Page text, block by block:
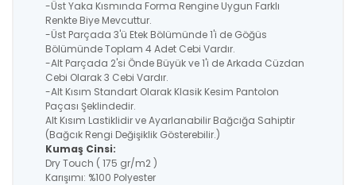
-Üst Yaka Kısmında Forma Rengine Uygun Farklı
Renkte Biye Mevcuttur.
-Üst Parçada 3'ü Etek Bölümünde 1'i de Göğüs
Bölümünde Toplam 4 Adet Cebi Vardır.
-Alt Parçada 2'si Önde Büyük ve 1'i de Arkada Cüzdan
Cebi Olarak 3 Cebi Vardır.
-Alt Kısım Standart Olarak Klasik Kesim Pantolon
Paçası Şeklindedir.
Alt Kısım Lastiklidir ve Ayarlanabilir Bağcığa Sahiptir
(Bağcık Rengi Değişiklik Gösterebilir.)
Kumaş Cinsi:
Dry Touch ( 175 gr/m2 )
Karışımı: %100 Polyester